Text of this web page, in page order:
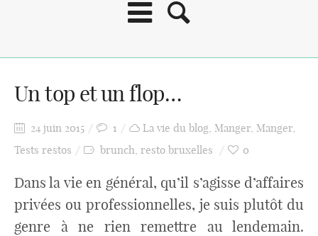
Un top et un flop…
24 juin 2015 1 La vie du blog, Manger, Manger,
Tests restos
brunch, resto bruxelles 0
Dans la vie en général, qu’il s’agisse d’affaires
privées ou professionnelles, je suis plutôt du
genre à ne rien remettre au lendemain.